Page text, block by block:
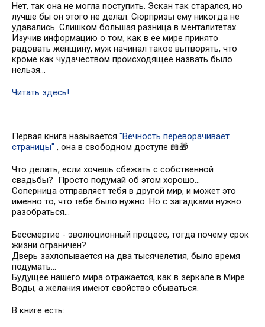
Нет, так она не могла поступить. Эскан так старался, но
лучше бы он этого не делал. Сюрпризы ему никогда не
удавались. Слишком большая разница в менталитетах.
Изучив информацию о том, как в ее мире принято
радовать женщину, муж начинал такое вытворять, что
кроме как чудачеством происходящее назвать было
нельзя...
Читать здесь!
Первая книга называется "Вечность переворачивает
страницы" , она в свободном доступе 📖🎁
Что делать, если хочешь сбежать с собственной
свадьбы? Просто подумай об этом хорошо...
Соперница отправляет тебя в другой мир, и может это
именно то, что тебе было нужно. Но с загадками нужно
разобраться...
Бессмертие - эволюционный процесс, тогда почему срок
жизни ограничен?
Дверь захлопывается на два тысячелетия, было время
подумать...
Будущее нашего мира отражается, как в зеркале в Мире
Воды, а желания имеют свойство сбываться.
В книге есть: